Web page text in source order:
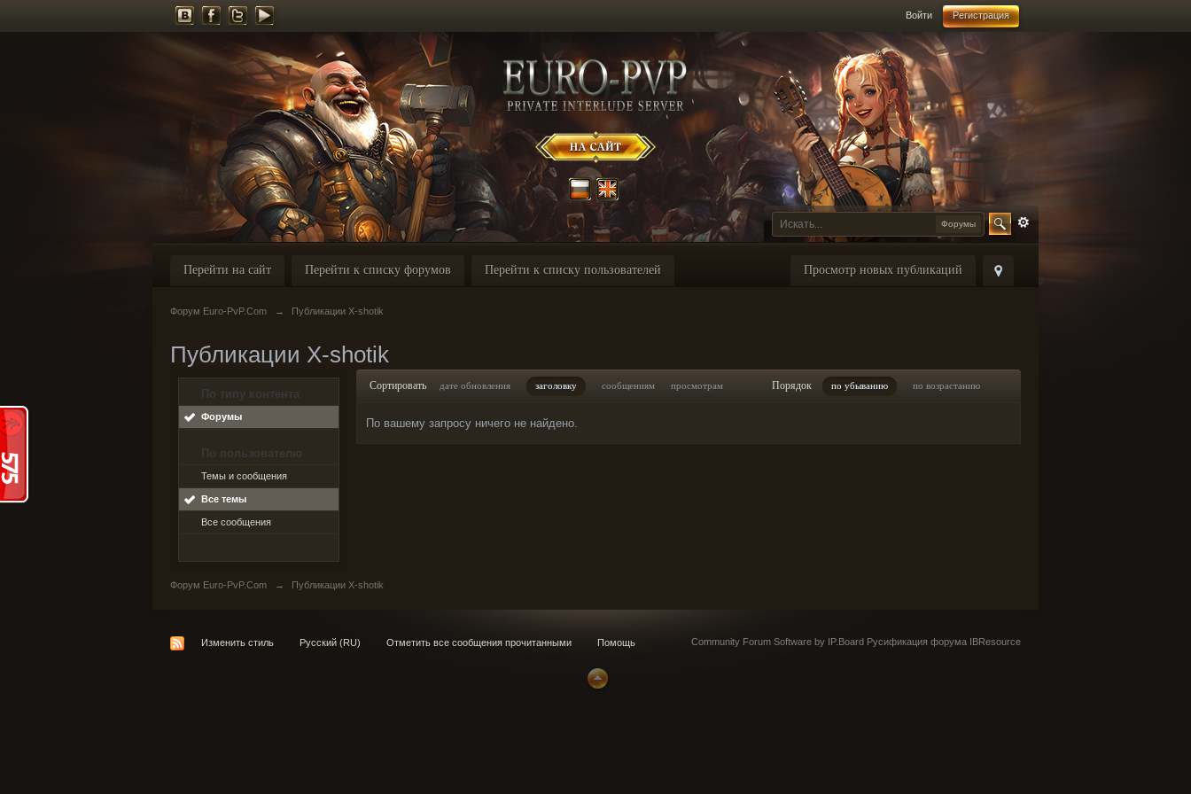
Войти Регистрация
Форумы
Просмотр новых публикаций
Перейти на сайт Перейти к списку форумов Перейти к списку пользователей
Форум Euro-PvP.Com → Публикации X-shotik
Публикации X-shotik
По типу контента
Форумы
По пользователю
Темы и сообщения
Все темы
Все сообщения
Сортировать дате обновления заголовку сообщениям просмотрам Порядок по убыванию по возрастанию
По вашему запросу ничего не найдено.
Форум Euro-PvP.Com → Публикации X-shotik
Изменить стиль Русский (RU) Отметить все сообщения прочитанными Помощь Community Forum Software by IP.Board Русификация форума IBResource